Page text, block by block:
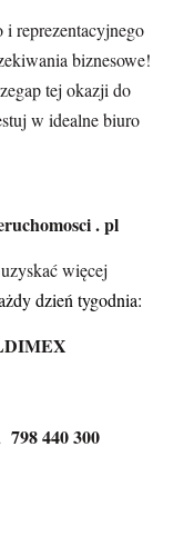
i reprezentacyjnego
biznesowe!
tej okazji do
w idealne biuro
. pl
więcej
dzień tygodnia:
440 300